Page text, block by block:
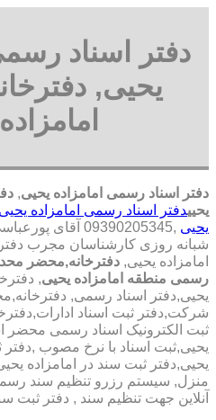
دفتر اسناد
یحیی,
دفتر اسناد رسمی امامزاده یحیی,
یحییدفتر اسناد رسمی امامزاده یحیی
یحیی
,09390205345
شبانه روزی کارشناسان مجرب
امامزاده یحیی, دفترخانه,محضر
رسمی منطقه امامزاده یحیی,
یحیی,دفتر اسناد رسمی,
شرکت,دفتر ثبت اسناد
ثبت الکترونیک اسناد رسمی محضر
یحیی,ثبت اسناد با نرخ مصوب ,دفتر
یحیی,دفتر ثبت سند در امامزاده
منزل, سیستم رزرو تنظیم سند
آنلاین جهت تنظیم سند , دفتر ثبت